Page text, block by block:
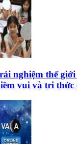
nghiệm thế
vui và tri thức